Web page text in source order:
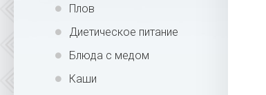
Плов
Диетическое питание
Блюда с медом
Каши